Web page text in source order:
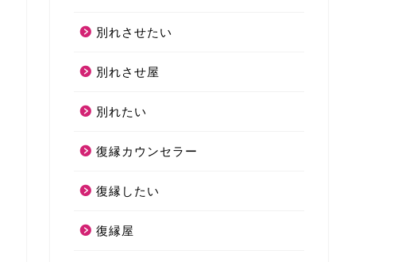
別れさせたい
別れさせ屋
別れたい
復縁カウンセラー
復縁したい
復縁屋